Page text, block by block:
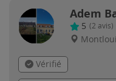
Adem
5 (2 avis)
Vérifié